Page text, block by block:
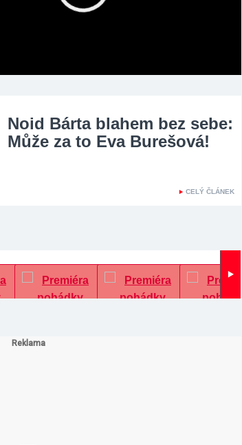
Noid Bárta blahem bez sebe:
Může za to Eva Burešová!
CELÝ ČLÁNEK